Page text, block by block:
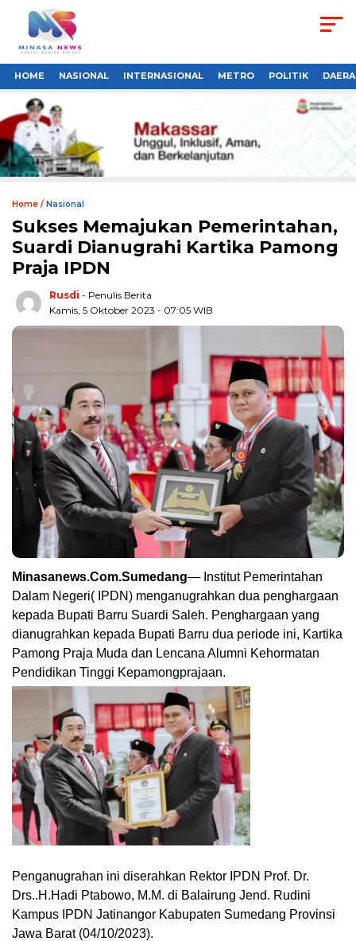
HOME NASIONAL INTERNASIONAL METRO POLITIK
Home / Nasional
Sukses Memajukan Pemerintahan,
Suardi Dianugrahi Kartika Pamong
Praja IPDN
Rusdi - Penulis Berita
Kamis, 5 Oktober 2023 - 07:05 WIB
Minasanews.Com.Sumedang— Institut Pemerintahan
Dalam Negeri( IPDN) menganugrahkan dua penghargaan
kepada Bupati Barru Suardi Saleh. Penghargaan yang
dianugrahkan kepada Bupati Barru dua periode ini, Kartika
Pamong Praja Muda dan Lencana Alumni Kehormatan
Pendidikan Tinggi Kepamongprajaan.
Penganugrahan ini diserahkan Rektor IPDN Prof. Dr.
Drs..H.Hadi Ptabowo, M.M. di Balairung Jend. Rudini
Kampus IPDN Jatinangor Kabupaten Sumedang Provinsi
Jawa Barat (04/10/2023).